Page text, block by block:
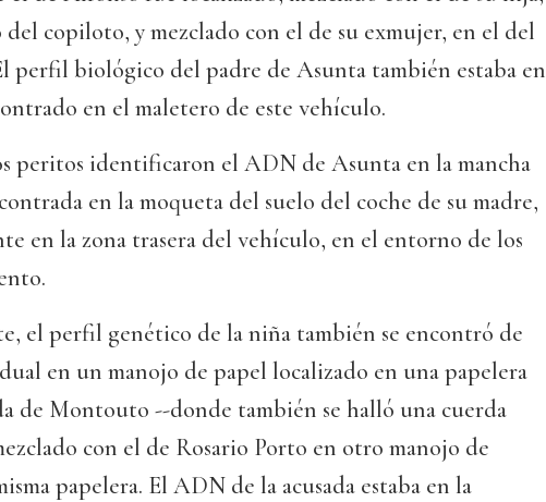
del copiloto, y mezclado con el de su exmujer, en el del
perfil biológico del padre de Asunta también estaba en
en el maletero de este vehículo.
peritos identificaron el ADN de Asunta en la mancha
en la moqueta del suelo del coche de su madre,
en la zona trasera del vehículo, en el entorno de los
el perfil genético de la niña también se encontró de
en un manojo de papel localizado en una papelera
de Montouto --donde también se halló una cuerda
con el de Rosario Porto en otro manojo de
papelera. El ADN de la acusada estaba en la